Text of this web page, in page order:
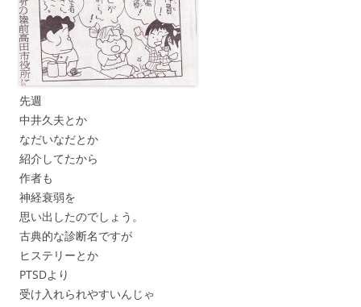
先週
中井久夫とか
なだいなだとか
紹介してたから
作者も
神経衰弱を
思い出したのでしょう。
古典的な診断名ですが
ヒステリーとか
PTSDより
受け入れられやすいんじゃ